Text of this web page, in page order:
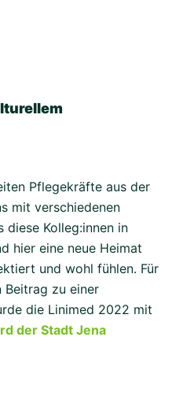
Pflegekräfte aus der
mit verschiedenen
diese Kolleg:innen in
hier eine neue Heimat
und wohl fühlen. Für
Beitrag zu einer
die Linimed 2022 mit
der Stadt Jena